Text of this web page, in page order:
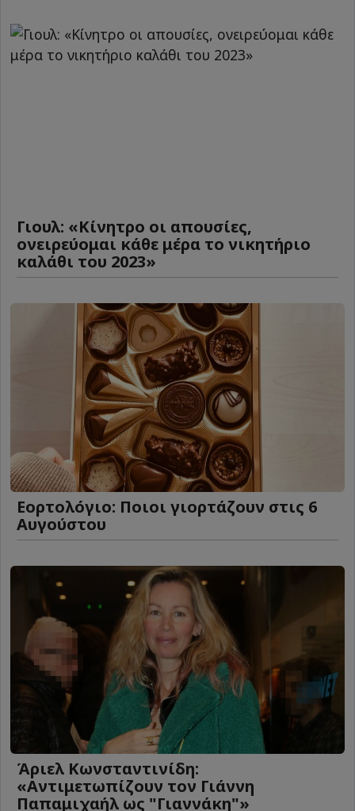
Γιουλ: «Κίνητρο οι απουσίες,
ονειρεύομαι κάθε μέρα το νικητήριο
καλάθι του 2023»
Εορτολόγιο: Ποιοι γιορτάζουν στις 6
Αυγούστου
Άριελ Κωνσταντινίδη:
«Αντιμετωπίζουν τον Γιάννη
Παπαμιχαήλ ως "Γιαννάκη"»